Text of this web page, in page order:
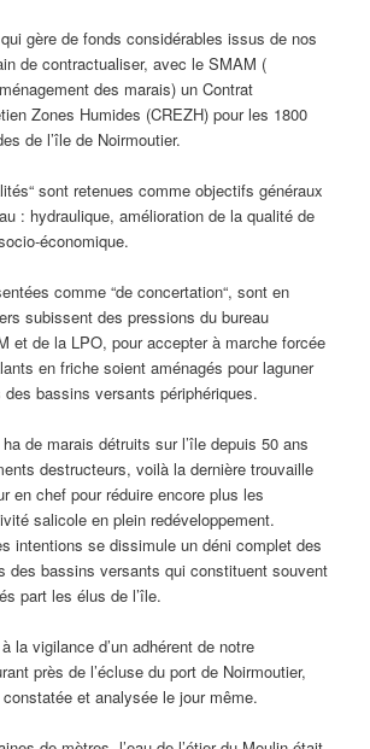
qui gère de fonds considérables issus de nos
de contractualiser, avec le SMAM (
des marais) un Contrat
Zones Humides (CREZH) pour les 1800
de l’île de Noirmoutier.
sont retenues comme objectifs généraux
: hydraulique, amélioration de la qualité de
économique.
comme “de concertation“, sont en
subissent des pressions du bureau
et de la LPO, pour accepter à marche forcée
en friche soient aménagés pour laguner
bassins versants périphériques.
de marais détruits sur l’île depuis 50 ans
destructeurs, voilà la dernière trouvaille
en chef pour réduire encore plus les
salicole en plein redéveloppement.
intentions se dissimule un déni complet des
des bassins versants qui constituent souvent
part les élus de l’île.
la vigilance d’un adhérent de notre
près de l’écluse du port de Noirmoutier,
et analysée le jour même.